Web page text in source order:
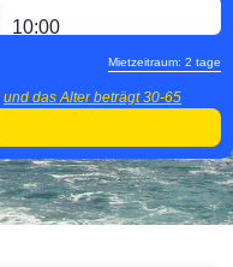
und das Alter beträgt30-65
Mietzeitraum: 2 tage